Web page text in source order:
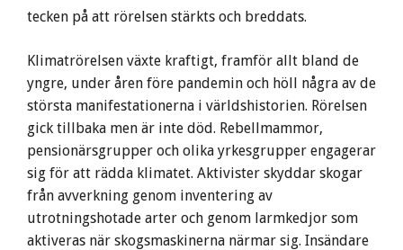
tecken på att rörelsen stärkts och breddats.
Klimatrörelsen växte kraftigt, framför allt bland de
yngre, under åren före pandemin och höll några av de
största manifestationerna i världshistorien. Rörelsen
gick tillbaka men är inte död. Rebellmammor,
pensionärsgrupper och olika yrkesgrupper engagerar
sig för att rädda klimatet. Aktivister skyddar skogar
från avverkning genom inventering av
utrotningshotade arter och genom larmkedjor som
aktiveras när skogsmaskinerna närmar sig. Insändare